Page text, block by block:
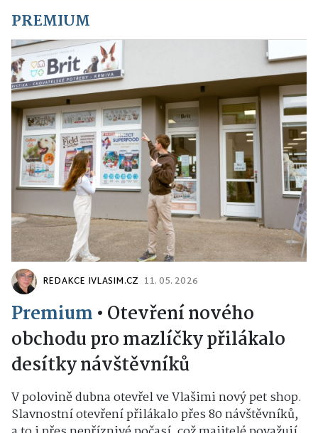
PREMIUM
REDAKCE IVLASIM.CZ 11. 05. 2026
Premium • Otevření nového
obchodu pro mazlíčky přilákalo
desítky návštěvníků
V polovině dubna otevřel ve Vlašimi nový pet shop.
Slavnostní otevření přilákalo přes 80 návštěvníků,